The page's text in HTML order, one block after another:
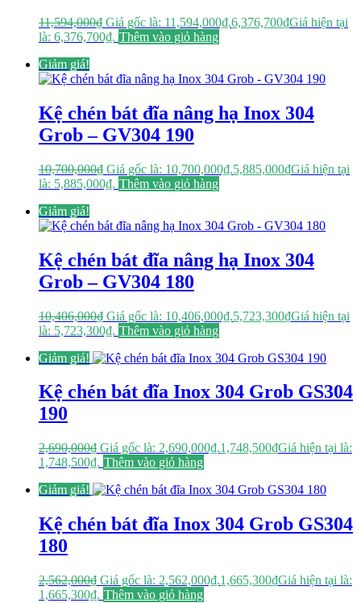
11,594,000₫ Giá gốc là: 11,594,000₫.6,376,700₫Giá hiện tại
là: 6,376,700₫. Thêm vào giỏ hàng
Giảm giá!
Kệ chén bát đĩa nâng hạ Inox 304
Grob – GV304 190
10,700,000₫ Giá gốc là: 10,700,000₫.5,885,000₫Giá hiện tại
là: 5,885,000₫. Thêm vào giỏ hàng
Giảm giá!
Kệ chén bát đĩa nâng hạ Inox 304
Grob – GV304 180
10,406,000₫ Giá gốc là: 10,406,000₫.5,723,300₫Giá hiện tại
là: 5,723,300₫. Thêm vào giỏ hàng
Giảm giá!
Kệ chén bát đĩa Inox 304 Grob GS304
190
2,690,000₫ Giá gốc là: 2,690,000₫.1,748,500₫Giá hiện tại là:
1,748,500₫. Thêm vào giỏ hàng
Giảm giá!
Kệ chén bát đĩa Inox 304 Grob GS304
180
2,562,000₫ Giá gốc là: 2,562,000₫.1,665,300₫Giá hiện tại là:
1,665,300₫. Thêm vào giỏ hàng